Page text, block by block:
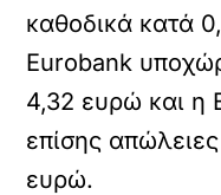
καθοδικά κατά
Eurobank
4,32 ευρώ και η
επίσης
ευρώ.